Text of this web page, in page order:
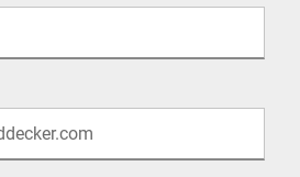
336/15
Jihomoravský 60200